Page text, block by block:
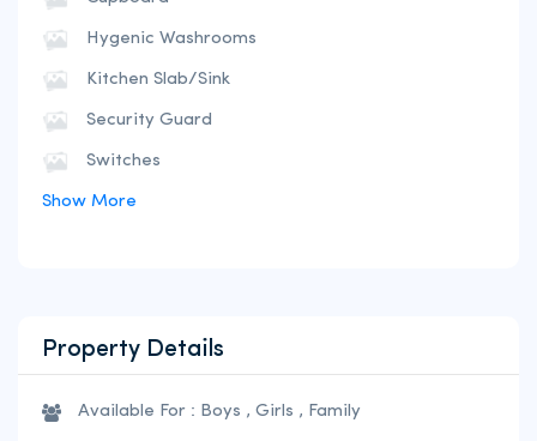
Hygenic Washrooms
Kitchen Slab/Sink
Security Guard
Switches
Show More
Property Details
Available For : Boys , Girls , Family